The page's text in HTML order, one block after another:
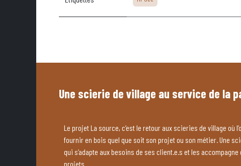
Une scierie de village au service de la
Le projet La source, c’est le retour aux scieries de village où
fournir en bois quel que soit son projet ou son métier. Une
qui s’adapte aux besoins de ses client.e.s et les accompagne
projets.